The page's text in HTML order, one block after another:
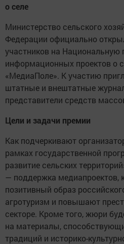
о селе
Министерство сельского
Федерации официально
участников на Национальную
информационных проектов о
«МедиаПоле». К участию
штатные и внештатные
представители средств
Цели и задачи премии
Как подчеркивают
рамках государственной
развитие сельских
— поддержка
позитивный образ
агротуризм и повышают
секторе. Кроме того, жюри
на материалы,
традиций и историко-